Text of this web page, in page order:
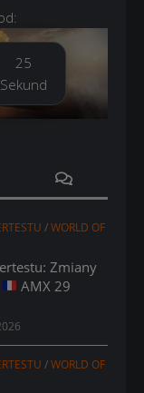
25
Sekund
/WORLD OF
Zmiany
AMX 29
/WORLD OF